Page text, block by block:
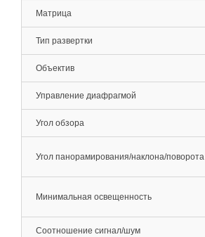
Матрица
Тип развертки
Объектив
Управление диафрагмой
Угол обзора
Угол панорамирования/наклона/поворота
Минимальная освещенность
Соотношение сигнал/шум